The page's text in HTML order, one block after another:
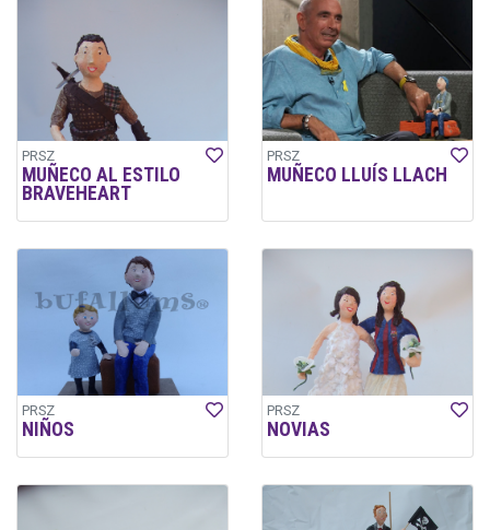
PRSZ
MUÑECO AL ESTILO
BRAVEHEART
PRSZ
MUÑECO LLUÍS LLACH
PRSZ
NIÑOS
PRSZ
NOVIAS